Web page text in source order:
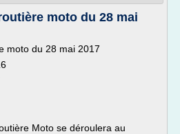
moto du 28 mai
moto du 28 mai 2017
Moto se déroulera au